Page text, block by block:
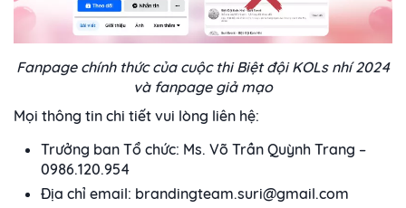
Fanpage chính thức của cuộc thi Biệt đội KOLs nhí 2024
và fanpage giả mạo
Mọi thông tin chi tiết vui lòng liên hệ:
Trưởng ban Tổ chức: Ms. Võ Trần Quỳnh Trang –
0986.120.954
Địa chỉ email: brandingteam.suri@gmail.com